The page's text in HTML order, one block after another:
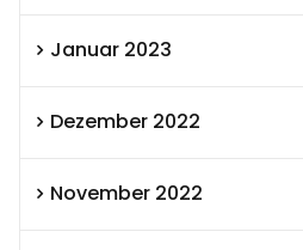
Januar 2023
Dezember 2022
November 2022